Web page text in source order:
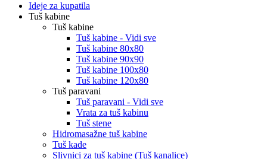
Ideje za kupatila
Tuš kabine
Tuš kabine
Tuš kabine - Vidi sve
Tuš kabine 80x80
Tuš kabine 90x90
Tuš kabine 100x80
Tuš kabine 120x80
Tuš paravani
Tuš paravani - Vidi sve
Vrata za tuš kabinu
Tuš stene
Hidromasažne tuš kabine
Tuš kade
Slivnici za tuš kabine (Tuš kanalice)